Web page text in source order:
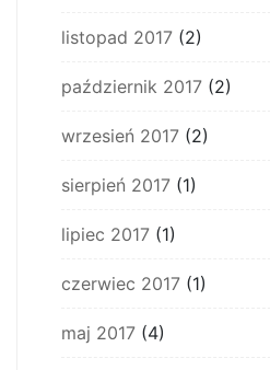
listopad 2017 (2)
październik 2017 (2)
wrzesień 2017 (2)
sierpień 2017 (1)
lipiec 2017 (1)
czerwiec 2017 (1)
maj 2017 (4)